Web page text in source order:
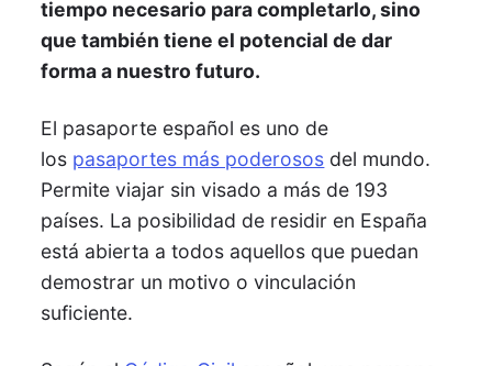
tiempo necesario para completarlo, sino
que también tiene el potencial de dar
forma a nuestro futuro.
El pasaporte español es uno de
los pasaportes más poderosos del mundo.
Permite viajar sin visado a más de 193
países. La posibilidad de residir en España
está abierta a todos aquellos que puedan
demostrar un motivo o vinculación
suficiente.